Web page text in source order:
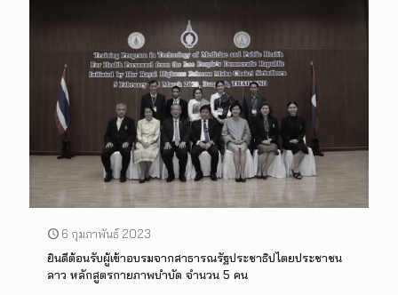
6 กุมภาพันธ์ 2023
ยินดีต้อนรับผู้เข้าอบรมจากสาธารณรัฐประชาธิปไตยประชาชน
ลาว หลักสูตรกายภาพบำบัด จำนวน 5 คน